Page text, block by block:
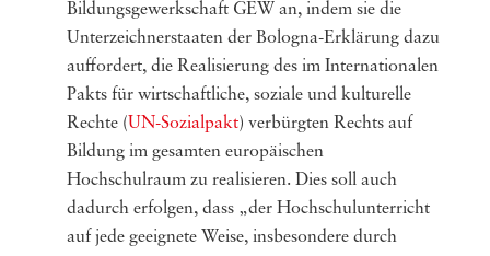
Bildungsgewerkschaft GEW an, indem sie die
Unterzeichnerstaaten der Bologna-Erklärung dazu
auffordert, die Realisierung des im Internationalen
Pakts für wirtschaftliche, soziale und kulturelle
Rechte (UN-Sozialpakt) verbürgten Rechts auf
Bildung im gesamten europäischen
Hochschulraum zu realisieren. Dies soll auch
dadurch erfolgen, dass „der Hochschulunterricht
auf jede geeignete Weise, insbesondere durch